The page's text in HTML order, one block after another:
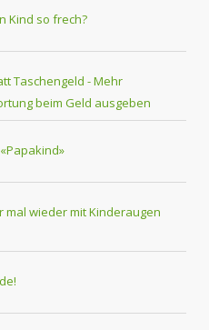
Kind so frech?
Taschengeld - Mehr
beim Geld ausgeben
mal wieder mit Kinderaugen